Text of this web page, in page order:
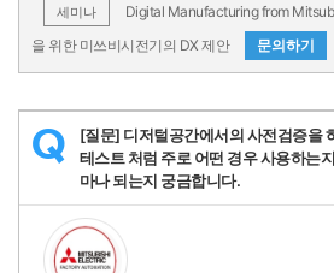
세미나
Digital Manufacturing from
을 위한 미쓰비시전기의 DX 제안
문의하기
Q
[질문] 디저털공간에서의 사전검증을
테스트 처럼 주로 어떤 경우 사용하는
마나 되는지 궁금합니다.